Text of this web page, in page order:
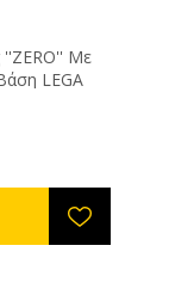
''ZERO'' Με
LEGA